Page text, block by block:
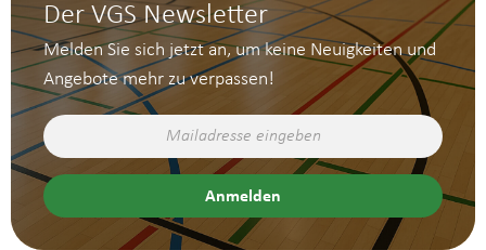
Der VGS Newsletter
Melden Sie sich jetzt an, um keine Neuigkeiten und
Angebote mehr zu verpassen!